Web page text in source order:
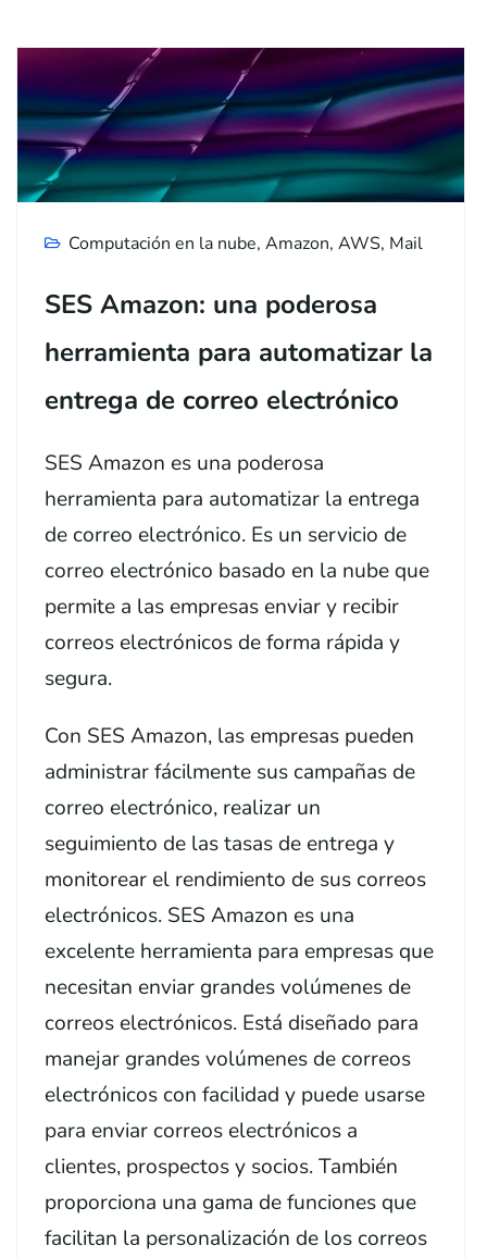
Computación en la nube, Amazon, AWS, Mail
SES Amazon: una poderosa
herramienta para automatizar la
entrega de correo electrónico
SES Amazon es una poderosa
herramienta para automatizar la entrega
de correo electrónico. Es un servicio de
correo electrónico basado en la nube que
permite a las empresas enviar y recibir
correos electrónicos de forma rápida y
segura.
Con SES Amazon, las empresas pueden
administrar fácilmente sus campañas de
correo electrónico, realizar un
seguimiento de las tasas de entrega y
monitorear el rendimiento de sus correos
electrónicos. SES Amazon es una
excelente herramienta para empresas que
necesitan enviar grandes volúmenes de
correos electrónicos. Está diseñado para
manejar grandes volúmenes de correos
electrónicos con facilidad y puede usarse
para enviar correos electrónicos a
clientes, prospectos y socios. También
proporciona una gama de funciones que
facilitan la personalización de los correos